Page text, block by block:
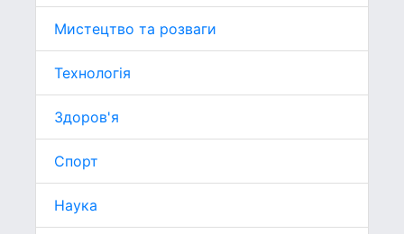
Мистецтво та розваги
Технологія
Здоров'я
Спорт
Наука